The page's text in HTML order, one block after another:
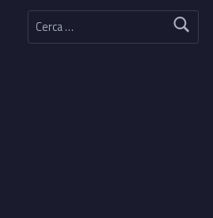
Ricerca per: